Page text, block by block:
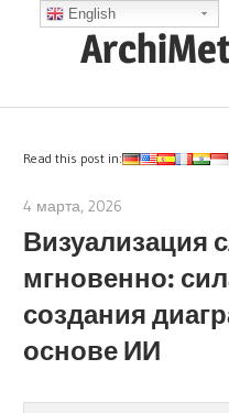
Ops,
Agile
and
More
Read this post in:
4 марта, 2026
Визуализация
мгновенно:
создания
основе ИИ
English